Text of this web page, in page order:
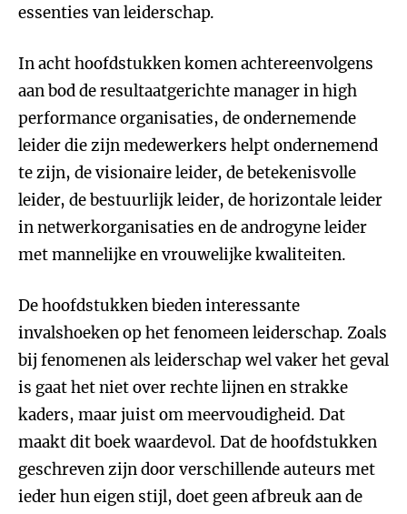
essenties van leiderschap.
In acht hoofdstukken komen achtereenvolgens
aan bod de resultaatgerichte manager in high
performance organisaties, de ondernemende
leider die zijn medewerkers helpt ondernemend
te zijn, de visionaire leider, de betekenisvolle
leider, de bestuurlijk leider, de horizontale leider
in netwerkorganisaties en de androgyne leider
met mannelijke en vrouwelijke kwaliteiten.
De hoofdstukken bieden interessante
invalshoeken op het fenomeen leiderschap. Zoals
bij fenomenen als leiderschap wel vaker het geval
is gaat het niet over rechte lijnen en strakke
kaders, maar juist om meervoudigheid. Dat
maakt dit boek waardevol. Dat de hoofdstukken
geschreven zijn door verschillende auteurs met
ieder hun eigen stijl, doet geen afbreuk aan de